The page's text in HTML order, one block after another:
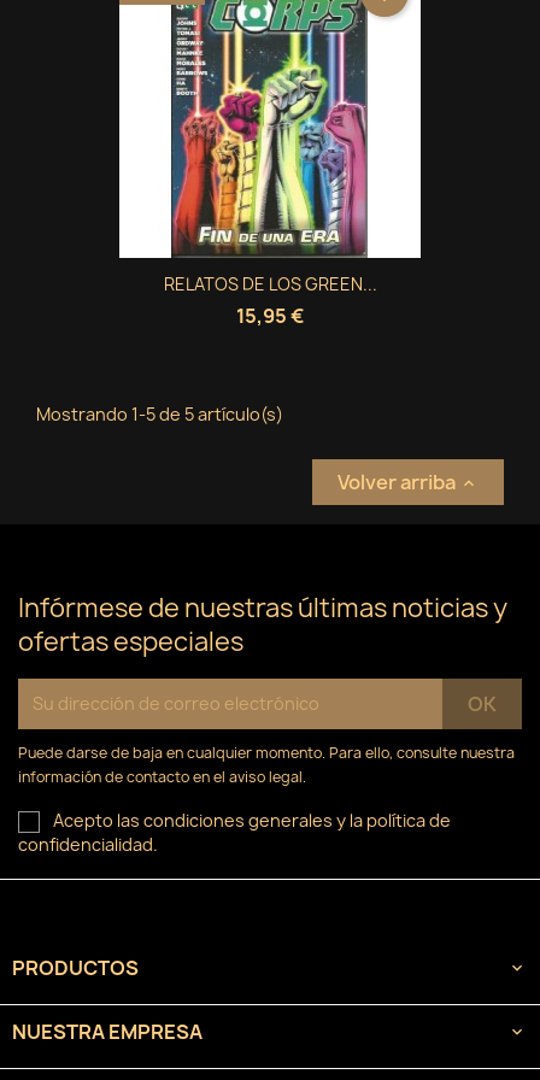
RELATOS DE LOS GREEN...
15,95 €
Mostrando 1-5 de 5 artículo(s)
Volver arriba 
Infórmese de nuestras últimas noticias y
ofertas especiales
Puede darse de baja en cualquier momento. Para ello, consulte nuestra
información de contacto en el aviso legal.
Acepto las condiciones generales y la política de
confidencialidad.
PRODUCTOS 
NUESTRA EMPRESA 